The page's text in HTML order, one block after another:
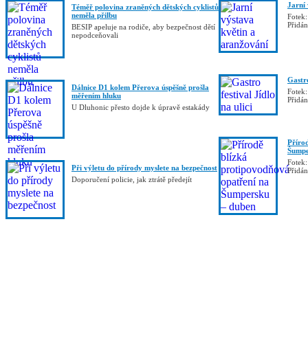
Téměř polovina zraněných dětských cyklistů
neměla přilbu
BESIP apeluje na rodiče, aby bezpečnost dětí
nepodceňovali
Dálnice D1 kolem Přerova úspěšně prošla
měřením hluku
U Dluhonic přesto dojde k úpravě estakády
Při výletu do přírody myslete na bezpečnost
Doporučení policie, jak ztrátě předejít
Jarní